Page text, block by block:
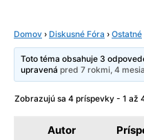
Domov › Diskusné Fóra › Ostatné
Toto téma obsahuje 3
upravenápred 7 rokmi, 4
Zobrazujú sa 4 príspevky - 1 až
Autor